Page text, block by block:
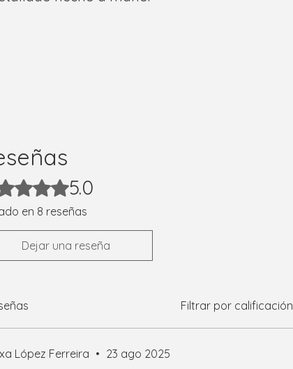
5 de 5 estrellas.
5.0
en 8 reseñas
Dejar una reseña
Filtrar por
López Ferreira • 23 ago 2025